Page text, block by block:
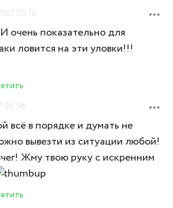
05:16
показательно для
ловится на эти уловки!!!
06:36
всё в порядке и думать не
вывезти из ситуации любой!
Жму твою руку с искренним